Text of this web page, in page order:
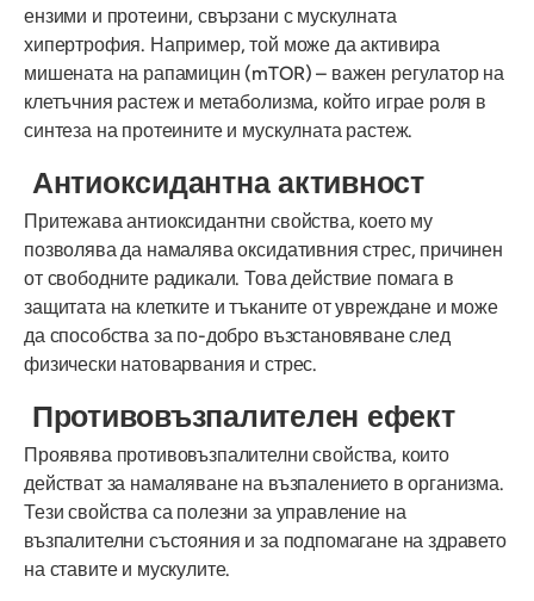
ензими и протеини, свързани с мускулната
хипертрофия. Например, той може да активира
мишената на рапамицин (mTOR) – важен регулатор на
клетъчния растеж и метаболизма, който играе роля в
синтеза на протеините и мускулната растеж.
Антиоксидантна активност
Притежава антиоксидантни свойства, което му
позволява да намалява оксидативния стрес, причинен
от свободните радикали. Това действие помага в
защитата на клетките и тъканите от увреждане и може
да способства за по-добро възстановяване след
физически натоварвания и стрес.
Противовъзпалителен ефект
Проявява противовъзпалителни свойства, които
действат за намаляване на възпалението в организма.
Тези свойства са полезни за управление на
възпалителни състояния и за подпомагане на здравето
на ставите и мускулите.